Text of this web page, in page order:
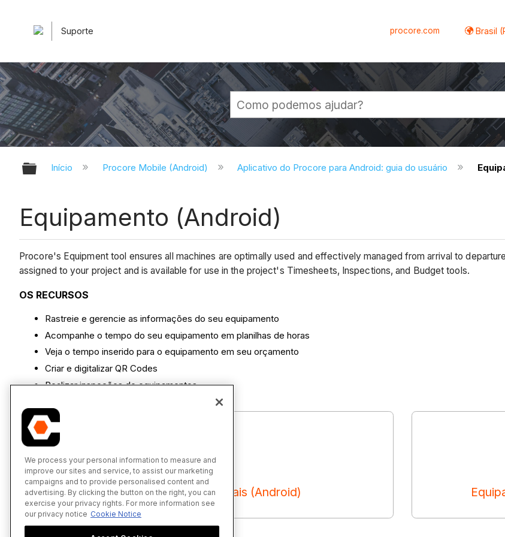
Suporte procore.com Brasil
Expandir/recolher hierarquia global
Início Procore Mobile (Android) Aplicativo do Procore para Android: guia do usuário
Equipamento (Android)
Procore's Equipment tool ensures all machines are optimally used and effectively managed from arrival to
assigned to your project and is available for use in the project's Timesheets, Inspections, and Budget tools.
OS RECURSOS
Rastreie e gerencie as informações do seu equipamento
Acompanhe o tempo do seu equipamento em planilhas de horas
Veja o tempo inserido para o equipamento em seu orçamento
Criar e digitalizar QR Codes
Realizar inspeções de equipamentos
Equipamentos - Tutoriais (Android)
We process your personal information to measure and
improve our sites and service, to assist our marketing
campaigns and to provide personalised content and
advertising. By clicking the button on the right, you can
exercise your privacy rights. For more information see
our privacy notice Cookie Notice